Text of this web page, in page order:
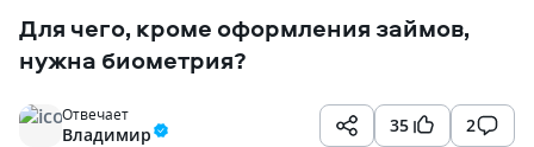
Для чего, кроме оформления займов,
нужна биометрия?
35 2
Отвечает
Владимир